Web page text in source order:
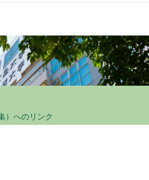
）へのリンク